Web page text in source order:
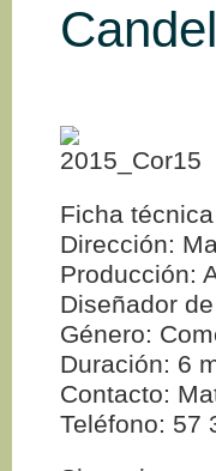
Ficha técnica
Dirección:
Producción:
Diseñador
Género:
Duración: 6
Contacto:
Teléfono: 57